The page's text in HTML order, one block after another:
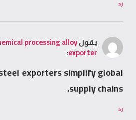
يقولChemical processing alloy
exporter
:
exporters simplify global
supply chains.